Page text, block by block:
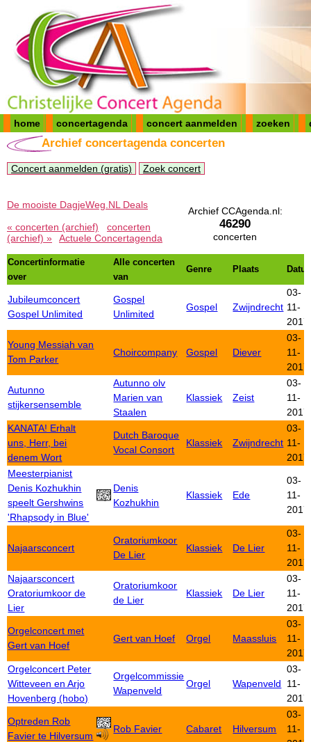
home concertagenda concert aanmelden zoeken
Archief concertagenda concerten
Concert aanmelden (gratis) Zoek concert
Archief CCAgenda.nl:
46290
concerten
De mooiste DagjeWeg.NL Deals
« concerten (archief)
concerten
(archief) »
Actuele Concertagenda
Concertinformatie
over
Alle concerten
van
Genre Plaats
Jubileumconcert
Gospel Unlimited
Gospel
Unlimited
Gospel Zwijndrecht
03-
11-
2017
Young Messiah van
Tom Parker
Choircompany Gospel Diever
03-
11-
2017
Autunno
stijkersensemble
Autunno olv
Marien van
Staalen
Klassiek Zeist
03-
11-
2017
KANATA! Erhalt
uns, Herr, bei
denem Wort
Dutch Baroque
Vocal Consort
Klassiek Zwijndrecht
03-
11-
2017
Meesterpianist
Denis Kozhukhin
speelt Gershwins
'Rhapsody in Blue'
Denis
Kozhukhin
Klassiek Ede
03-
11-
2017
Najaarsconcert
Oratoriumkoor
De Lier
Klassiek De Lier
03-
11-
2017
Najaarsconcert
Oratoriumkoor de
Lier
Oratoriumkoor
de Lier
Klassiek De Lier
03-
11-
2017
Orgelconcert met
Gert van Hoef
Gert van Hoef Orgel Maassluis
03-
11-
2017
Orgelconcert Peter
Witteveen en Arjo
Hovenberg (hobo)
Orgelcommissie
Wapenveld
Orgel Wapenveld
03-
11-
2017
Optreden Rob
Favier te Hilversum
Rob Favier Cabaret Hilversum
03-
11-